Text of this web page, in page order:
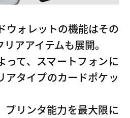
ウォレットの機能はその
アアイテムも展開。
って、スマートフォンに
アタイプのカードポケッ
プリンタ能力を最大限に